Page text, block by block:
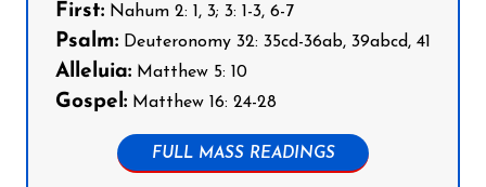
First: Nahum 2: 1, 3; 3: 1-3, 6-7
Psalm: Deuteronomy 32: 35cd-36ab, 39abcd, 41
Alleluia: Matthew 5: 10
Gospel: Matthew 16: 24-28
FULL MASS READINGS